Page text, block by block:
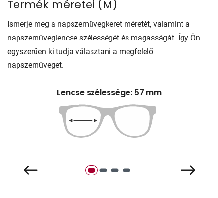
Termék méretei (M)
Ismerje meg a napszemüvegkeret méretét, valamint a
napszemüveglencse szélességét és magasságát. Így Ön
egyszerűen ki tudja választani a megfelelő
napszemüveget.
Lencse szélessége: 57 mm